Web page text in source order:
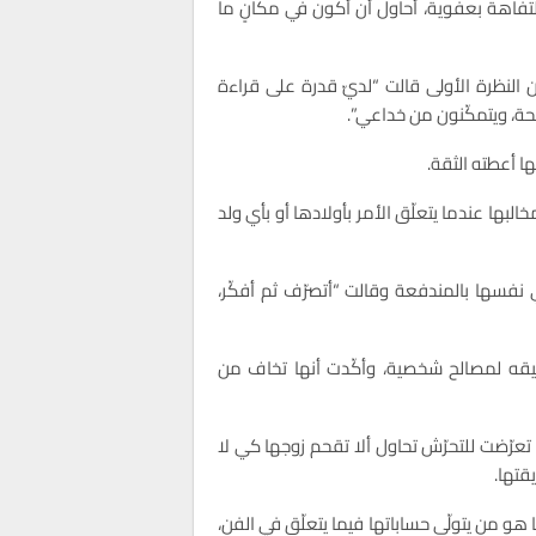
بعفوية، أحاول أن أكون في مكانٍ ما
النظرة الأولى قالت “لديّ قدرة على قراءة
ويتمكّنون من خداعي”.
أعطته الثقة.
عندما يتعلّق الأمر بأولادها أو بأي ولد
بالمندفعة وقالت “أتصرّف ثم أفكّر،
لمصالح شخصية، وأكّدت أنها تخاف من
للتحرّش تحاول ألا تقحم زوجها كي لا
هو من يتولّى حساباتها فيما يتعلّق في الفن،